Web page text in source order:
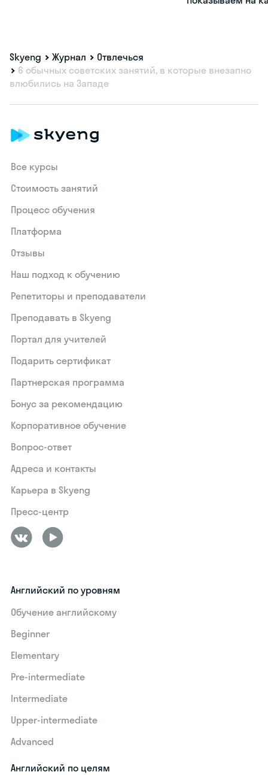
Skyeng Журнал
Отвлечься
6 обычных советских занятий, в которые внезапно
влюбились на Западе
Все курсы
Стоимость занятий
Процесс обучения
Платформа
Отзывы
Наш подход к обучению
Репетиторы и преподаватели
Преподавать в Skyeng
Портал для учителей
Подарить сертификат
Партнерская программа
Бонус за рекомендацию
Корпоративное обучение
Вопрос-ответ
Адреса и контакты
Карьера в Skyeng
Пресс-центр
Английский по уровням
Обучение английскому
Beginner
Elementary
Pre-intermediate
Intermediate
Upper-intermediate
Advanced
Английский по целям